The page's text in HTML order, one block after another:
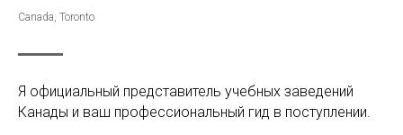
Canada, Toronto
Я официальный представитель учебных заведений
Канады и ваш профессиональный гид в поступлении.